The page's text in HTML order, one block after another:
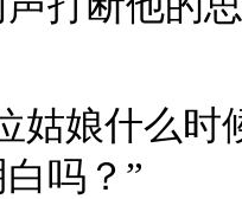
娘什么时
吗？”